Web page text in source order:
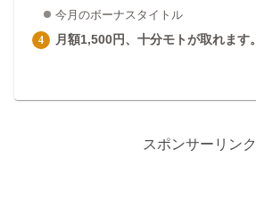
今月のボーナスタイトル
月額1,500円、十分モトが取れます。
スポンサーリンク